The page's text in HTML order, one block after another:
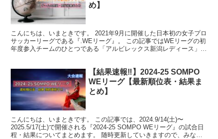
め】
こんにちは、いまときです。 2021年9月に開催した日本初の女子プロ
サッカーリーグである『.WEリーグ』。 この記事ではWEリーグの初
年度参入チームのひとつである「アルビレックス新潟レディース」の
【結果速報‼︎】2024-25 SOMPO
WEリーグ【最新順位表・結果ま
とめ】
こんにちは、いまときです。 この記事では、2024.9/14(土)〜
2025.5/17(土)で開催される『2024-25 SOMPO WEリーグ』の試合日
程・結果についてまとめます。 随時更新していきますので、みなさ